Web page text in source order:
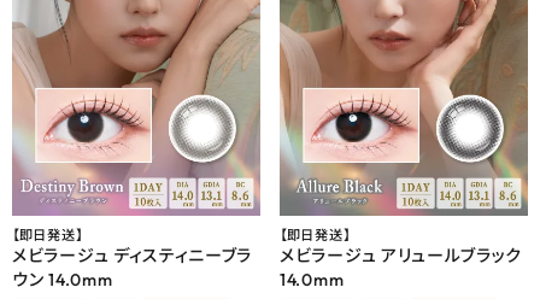
【即日発送】
メビラージュ ディスティニーブラ
ウン 14.0mm
【即日発送】
メビラージュ アリュールブラック
14.0mm